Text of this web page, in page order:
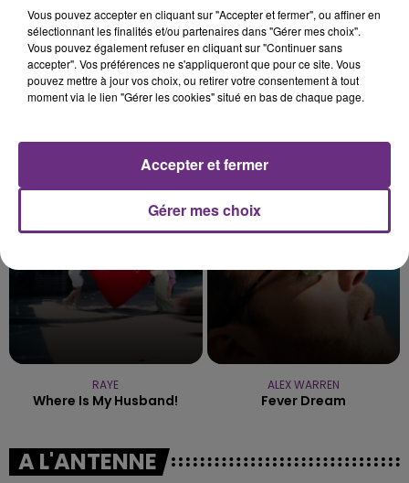
PRAS
Ghetto Supastar
ORIA
RAYE
Where Is My Husband!
ALEX WARREN
Fever Dream
A L'ANTENNE
Vous pouvez accepter en cliquant sur "Accepter et fermer", ou affiner en
sélectionnant les finalités et/ou partenaires dans "Gérer mes choix".
Vous pouvez également refuser en cliquant sur "Continuer sans
accepter". Vos préférences ne s'appliqueront que pour ce site. Vous
pouvez mettre à jour vos choix, ou retirer votre consentement à tout
moment via le lien "Gérer les cookies" situé en bas de chaque page.
Gérer mes choix
Accepter et fermer